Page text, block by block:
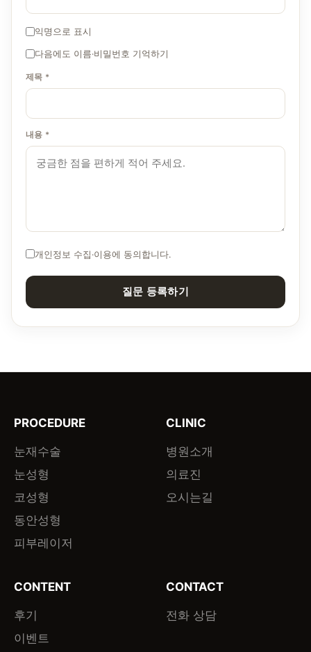
익명으로 표시
다음에도 이름·비밀번호 기억하기
제목 *
내용 *
개인정보 수집·이용에 동의합니다.
질문 등록하기
PROCEDURE
눈재수술
눈성형
코성형
동안성형
피부레이저
CLINIC
병원소개
의료진
오시는길
CONTENT
후기
이벤트
CONTACT
전화 상담